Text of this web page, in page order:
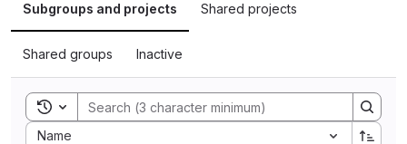
Subgroups and projects
Shared projects
Shared groups Inactive
Toggle search history
Name
Sort by: